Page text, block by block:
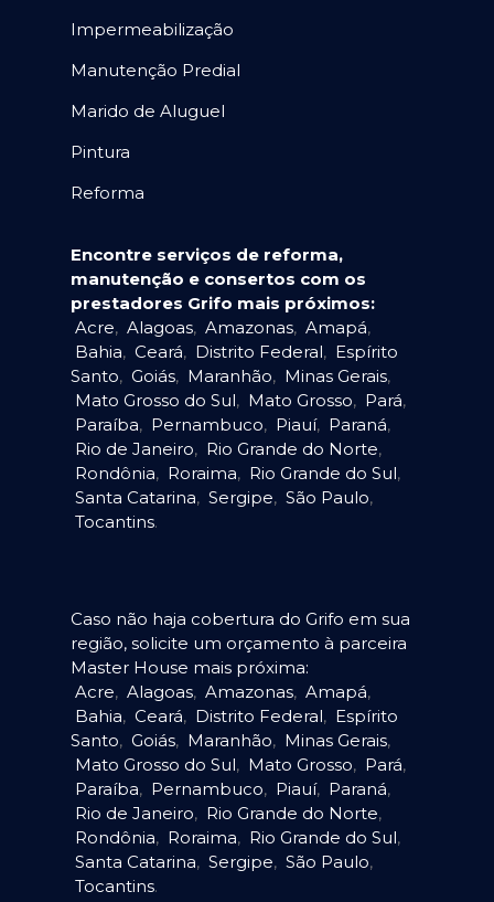
Impermeabilização
Manutenção Predial
Marido de Aluguel
Pintura
Reforma
Encontre serviços de reforma,
manutenção e consertos com os
prestadores Grifo mais próximos:
Acre, Alagoas, Amazonas, Amapá,
Bahia, Ceará, Distrito Federal, Espírito
Santo, Goiás, Maranhão, Minas Gerais,
Mato Grosso do Sul, Mato Grosso, Pará,
Paraíba, Pernambuco, Piauí, Paraná,
Rio de Janeiro, Rio Grande do Norte,
Rondônia, Roraima, Rio Grande do Sul,
Santa Catarina, Sergipe, São Paulo,
Tocantins.
Caso não haja cobertura do Grifo em sua
região, solicite um orçamento à parceira
Master House mais próxima:
Acre, Alagoas, Amazonas, Amapá,
Bahia, Ceará, Distrito Federal, Espírito
Santo, Goiás, Maranhão, Minas Gerais,
Mato Grosso do Sul, Mato Grosso, Pará,
Paraíba, Pernambuco, Piauí, Paraná,
Rio de Janeiro, Rio Grande do Norte,
Rondônia, Roraima, Rio Grande do Sul,
Santa Catarina, Sergipe, São Paulo,
Tocantins.